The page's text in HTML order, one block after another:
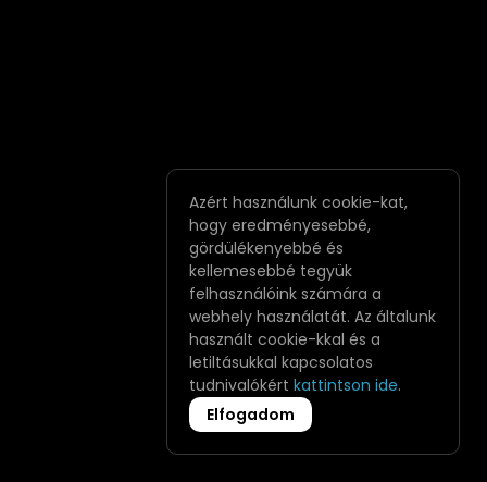
Azért használunk cookie-kat,
hogy eredményesebbé,
gördülékenyebbé és
kellemesebbé tegyük
felhasználóink számára a
webhely használatát. Az általunk
használt cookie-kkal és a
letiltásukkal kapcsolatos
tudnivalókért kattintson ide.
Elfogadom